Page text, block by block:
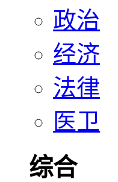
政治
经济
法律
医卫
综合